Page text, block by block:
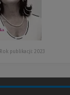
Rok publikacji: 2023